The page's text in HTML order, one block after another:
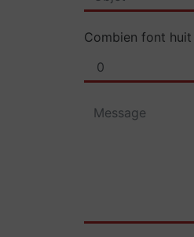
Combien font